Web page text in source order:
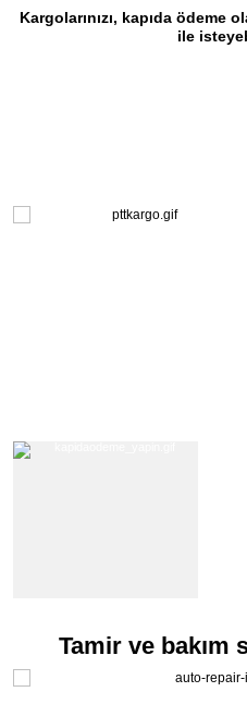
Kargolarınızı, kapıda
ile
Tamir ve bakım